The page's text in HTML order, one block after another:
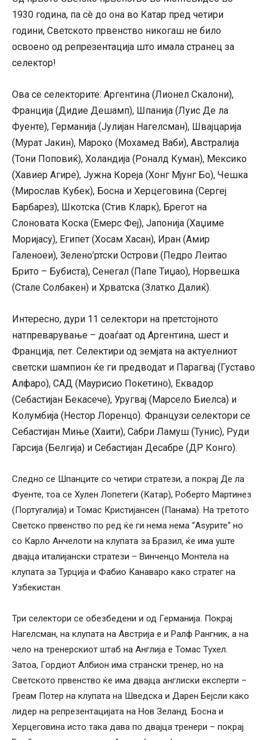
1930 година, па сè до она во Катар пред четири
години, Светското првенство никогаш не било
освоено од репрезентација што имала странец за
селектор!
Ова се селекторите: Аргентина (Лионел Скалони),
Франција (Дидие Дешамп), Шпанија (Луис Де ла
Фуенте), Германија (Јулијан Нагелсман), Швајцарија
(Мурат Јакин), Мароко (Мохамед Ваби), Австралија
(Тони Поповиќ), Холандија (Роналд Куман), Мексико
(Хавиер Агире), Јужна Кореја (Хонг Мјунг Бо), Чешка
(Мирослав Кубек), Босна и Херцеговина (Сергеј
Барбарез), Шкотска (Стив Кларк), Брегот на
Слоновата Коска (Емерс Феј), Јапонија (Хаџиме
Моријасу), Египет (Хосам Хасан), Иран (Амир
Галеноеи), Зелено’ртски Острови (Педро Леитао
Брито – Бубиста), Сенегал (Папе Тиџао), Норвешка
(Стале Солбакен) и Хрватска (Златко Далиќ).
Интересно, дури 11 селектори на претстојното
натпреварување – доаѓаат од Аргентина, шест и
Франција, пет. Селектири од земјата на актуелниот
светски шампион ќе ги предводат и Парагвај (Густаво
Алфаро), САД (Маурисио Покетино), Еквадор
(Себастијан Бекасече), Уругвај (Марсело Биелса) и
Колумбија (Нестор Лоренцо). Французи селектори се
Себастијан Миње (Хаити), Сабри Ламуш (Тунис), Руди
Гарсија (Белгија) и Себастијан Десабре (ДР Конго).
Следно се Шпанците со четири стратези, а покрај Де ла
Фуенте, тоа се Хулен Лопетеги (Катар), Роберто Мартинез
(Португалија) и Томас Кристијансен (Панама). На третото
Светско првенство по ред ќе ги нема нема “Аѕурите“ но
со Карло Анчелоти на клупата за Бразил, ќе има уште
двајца италијански стратези – Винченцо Монтела на
клупата за Турција и Фабио Канаваро како стратег на
Узбекистан.
Три селектори се обезбедени и од Германија. Покрај
Нагелсман, на клупата на Австрија е и Ралф Рангник, а на
чело на тренерскиот штаб на Англија е Томас Тухел.
Затоа, Гордиот Албион има странски тренер, но на
Светското првенство ќе има двајца англиски експерти –
Греам Потер на клупата на Шведска и Дарен Бејсли како
лидер на репрезентацијата на Нов Зеланд. Босна и
Херцеговина исто така дава по двајца тренери – покрај